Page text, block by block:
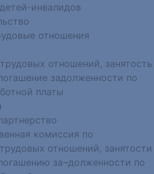
инвалидов
отношения
отношений, занятость
задолженности по
платы
комиссия по
отношений, занятости
за¬долженности по